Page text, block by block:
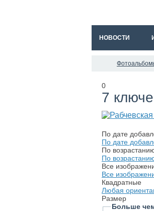
НОВОСТИ
0
7
По дате
По дате
По
По
Все
Все
Квадратные
Любая
Размер
Больше